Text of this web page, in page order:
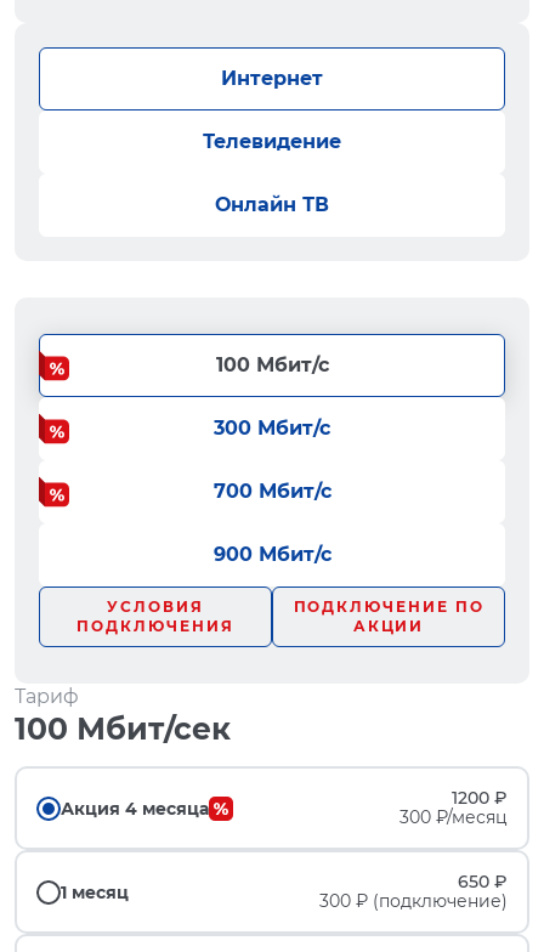
Интернет
Телевидение
Онлайн ТВ
100 Мбит/с
300 Мбит/с
700 Мбит/с
900 Мбит/с
УСЛОВИЯ
ПОДКЛЮЧЕНИЯ
ПОДКЛЮЧЕНИЕ ПО
АКЦИИ
Тариф
100 Мбит/сек
Акция 4 месяца
1200 ₽
300 ₽/месяц
1 месяц
650 ₽
300 ₽ (подключение)